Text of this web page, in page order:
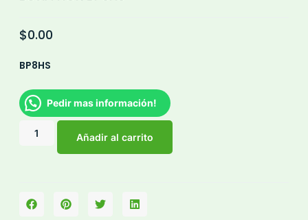
$0.00
BP8HS
Pedir mas información!
Añadir al carrito